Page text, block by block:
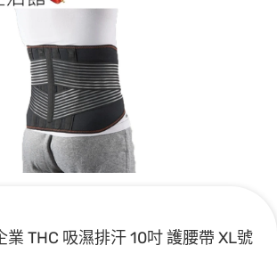
業 THC 吸濕排汗 10吋 護腰帶 XL號